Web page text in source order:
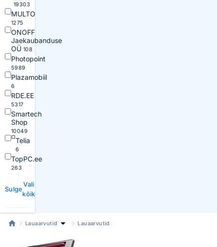
19303
MULTO
1275
ONOFF
Jaekaubanduse
OÜ 108
Photopoint
5989
Plazamobiil
6
RDE.EE
5317
Smartech
Shop
10049
Telia
6
TopPC.ee
263
Sulge
Vali
kõik
Lauaarvutid Lauaarvutid